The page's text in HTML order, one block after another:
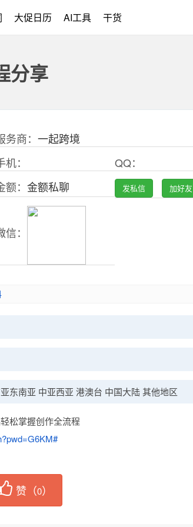
大促日历 AI工具 干货
分享
务商： 一起跨境
机：
QQ：
额： 金额私聊 发私信 加好友
信：
东南亚 中亚西亚 港澳台 中国大陆 其他地区
松掌握创作全流程
赞（0）